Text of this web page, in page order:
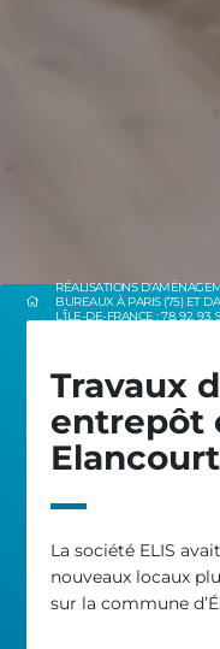
RÉALISATIONS
BUREAUX À PARIS (75) ET
L’ÎLE-DE-FRANCE : 78, 92, 93,
Travaux
entrepôt
Elancourt
La société ELIS
nouveaux locaux
sur la commune